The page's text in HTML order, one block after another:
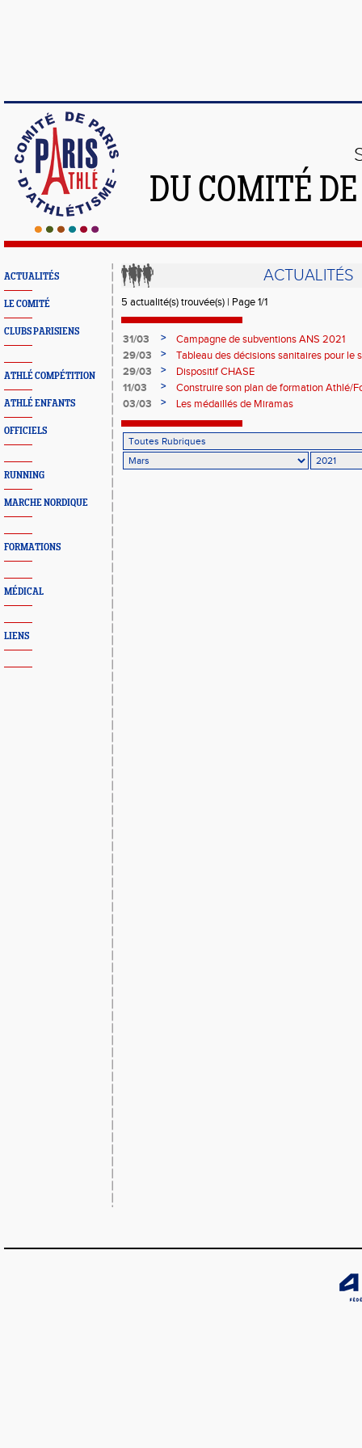
DU COMITÉ
ACTUALITÉS
LE COMITÉ
CLUBS PARISIENS
ATHLÉ COMPÉTITION
ATHLÉ ENFANTS
OFFICIELS
RUNNING
MARCHE NORDIQUE
FORMATIONS
MÉDICAL
LIENS
ACTUALITÉS
5 actualité(s) trouvée(s) | Page 1/1
31/03 >
Campagne de subventions ANS 2021
29/03
>
Tableau des décisions sanitaires pour le
29/03
>
Dispositif CHASE
11/03
>
Construire son plan de formation Athlé/
03/03
> Les médaillés de Miramas